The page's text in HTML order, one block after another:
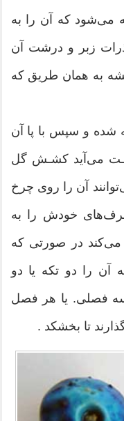
می‌شود كه آن را به
زبر و درشت آن
به همان طریق كه
شده و سپس با پا آن
می‌آید كشـش گل
آن را روی چرخ
خودش را به
در صورتی كه
آن را دو تكه یا دو
فصلی. یا هر فصل
تا بخشكد .